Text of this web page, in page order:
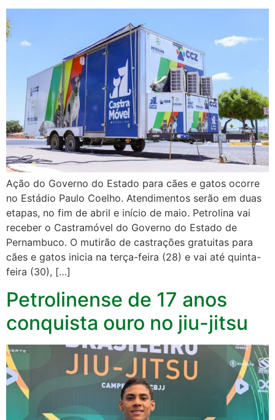
Ação do Governo do Estado para cães e gatos ocorre
no Estádio Paulo Coelho. Atendimentos serão em duas
etapas, no fim de abril e início de maio. Petrolina vai
receber o Castramóvel do Governo do Estado de
Pernambuco. O mutirão de castrações gratuitas para
cães e gatos inicia na terça-feira (28) e vai até quinta-
feira (30), […]
Petrolinense de 17 anos
conquista ouro no jiu-jitsu